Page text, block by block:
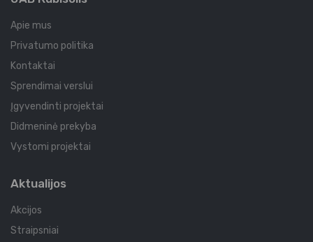
Apie mus
Privatumo politika
Kontaktai
Sprendimai verslui
Įgyvendinti projektai
Didmeninė prekyba
Vystomi projektai
Aktualijos
Akcijos
Straipsniai